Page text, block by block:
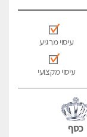
עיסוי מרגיע
עיסוי מקצועי
כסף